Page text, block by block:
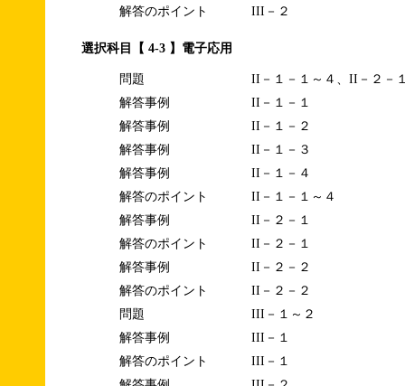
解答のポイント
III－２
選択科目【 4-3 】電子応用
問題
II－１－１～４、II－２－
解答事例
II－１－１
解答事例
II－１－２
解答事例
II－１－３
解答事例
II－１－４
解答のポイント
II－１－１～４
解答事例
II－２－１
解答のポイント
II－２－１
解答事例
II－２－２
解答のポイント
II－２－２
問題
III－１～２
解答事例
III－１
解答のポイント
III－１